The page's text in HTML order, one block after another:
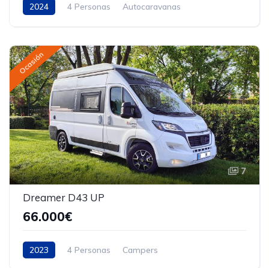
2024 4 Personas Autocaravanas
Ocasión
7
Dreamer D43 UP
66.000€
2023 4 Personas Campers